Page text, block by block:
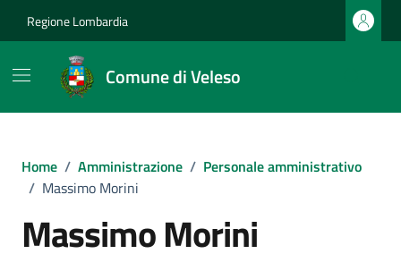
Regione Lombardia
Comune di Veleso
Home / Amministrazione / Personale amministrativo
/ Massimo Morini
Massimo Morini